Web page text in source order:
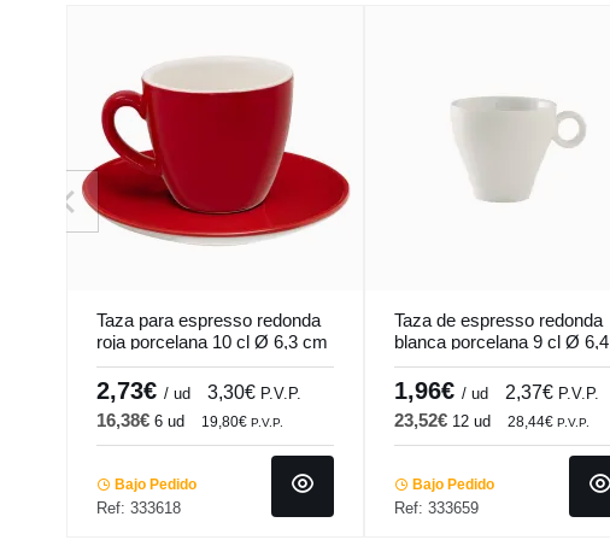
Taza para espresso redonda
roja porcelana 10 cl Ø 6,3 cm
Emotions Pro.mundi
2,73€ / ud 3,30€ P.V.P.
16,38€ 6 ud 19,80€ P.V.P.
Bajo Pedido
Ref: 333618
Taza de espresso redonda
blanca porcelana 9 cl Ø 6,4
cm Slim O Pro.mundi
1,96€ / ud 2,37€ P.V.P.
23,52€ 12 ud 28,44€ P.V.P.
Bajo Pedido
Ref: 333659